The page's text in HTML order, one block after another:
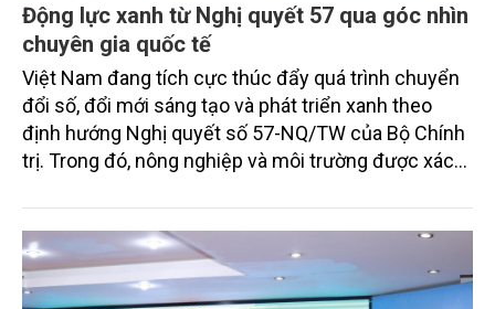
Động lực xanh từ Nghị quyết 57 qua góc nhìn
chuyên gia quốc tế
Việt Nam đang tích cực thúc đẩy quá trình chuyển
đổi số, đổi mới sáng tạo và phát triển xanh theo
định hướng Nghị quyết số 57-NQ/TW của Bộ Chính
trị. Trong đó, nông nghiệp và môi trường được xác
sắc bởi các tiến bộ công nghệ và cam kết bền vững
toàn cầu, đặc biệt là mục tiêu đưa phát thải ròng
bằng 0 (Net-Zero) vào năm 2050.